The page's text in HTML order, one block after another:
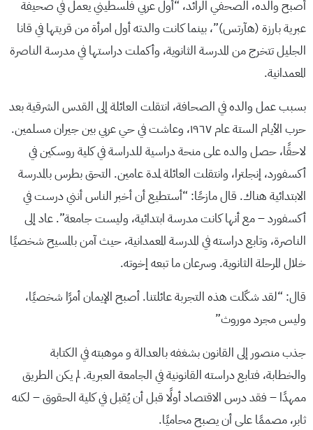
أصبح والده، الصحفي الرائد، “أول عربي فلسطيني يعمل في صحيفة
عبرية بارزة (هآرتس)”، بينما كانت والدته أول امرأة من قريتها في قانا
الجليل تتخرج من المدرسة الثانوية، وأكملت دراستها في مدرسة الناصرة
المعمدانية.
بسبب عمل والده في الصحافة، انتقلت العائلة إلى القدس الشرقية بعد
حرب الأيام الستة عام ١٩٦٧، وعاشت في حي عربي بين جيران مسلمين.
لاحقًا، حصل والده على منحة دراسية للدراسة في كلية روسكين في
أكسفورد، إنجلترا، وانتقلت العائلة لمدة عامين. التحق بطرس بالمدرسة
الابتدائية هناك. قال مازحًا: “أستطيع أن أخبر الناس أنني درست في
أكسفورد – مع أنها كانت مدرسة ابتدائية، وليست جامعة”. عاد إلى
الناصرة، وتابع دراسته في المدرسة المعمدانية، حيث آمن بالمسيح شخصيًا
خلال المرحلة الثانوية. وسرعان ما تبعه إخوته.
قال: “لقد شكّلت هذه التجربة عائلتنا. أصبح الإيمان أمرًا شخصيًا،
وليس مجرد موروث”
جذب منصور إلى القانون بشغفه بالعدالة و موهبته في الكتابة
والخطابة، فتابع دراسته القانونية في الجامعة العبرية. لم يكن الطريق
ممهدًا – فقد درس الاقتصاد أولًا قبل أن يُقبل في كلية الحقوق – لكنه
ثابر، مصممًا على أن يصبح محاميًا.